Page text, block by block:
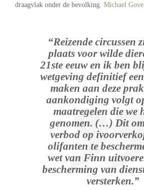
draagvlak onder de bevolking. Michael Gove
“Reizende circussen
plaats voor wilde
21ste eeuw en ik ben
wetgeving definitief
maken aan deze
aankondiging volgt
maatregelen die we
genomen. (…) Dit
verbod op
olifanten te
wet van Finn
bescherming van
versterken.”